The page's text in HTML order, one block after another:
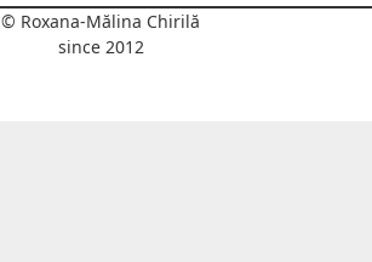
© Roxana-Mălina Chirilă
since 2012